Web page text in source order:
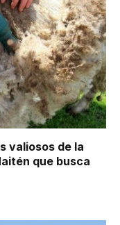
valiosos de la
que busca